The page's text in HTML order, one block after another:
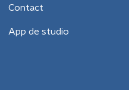
Contact
App de studio